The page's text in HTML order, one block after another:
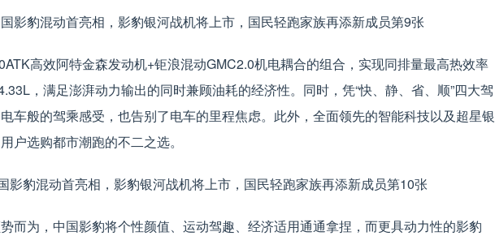
高效阿特金森发动机+钜浪混动GMC2.0机电耦合的组合，实现同排量最高热效率
，满足澎湃动力输出的同时兼顾油耗的经济性。同时，凭“快、静、省、顺”四大驾
车般的驾乘感受，也告别了电车的里程焦虑。此外，全面领先的智能科技以及超星银
户选购都市潮跑的不二之选。
而为，中国影豹将个性颜值、运动驾趣、经济适用通通拿捏，而更具动力性的影豹